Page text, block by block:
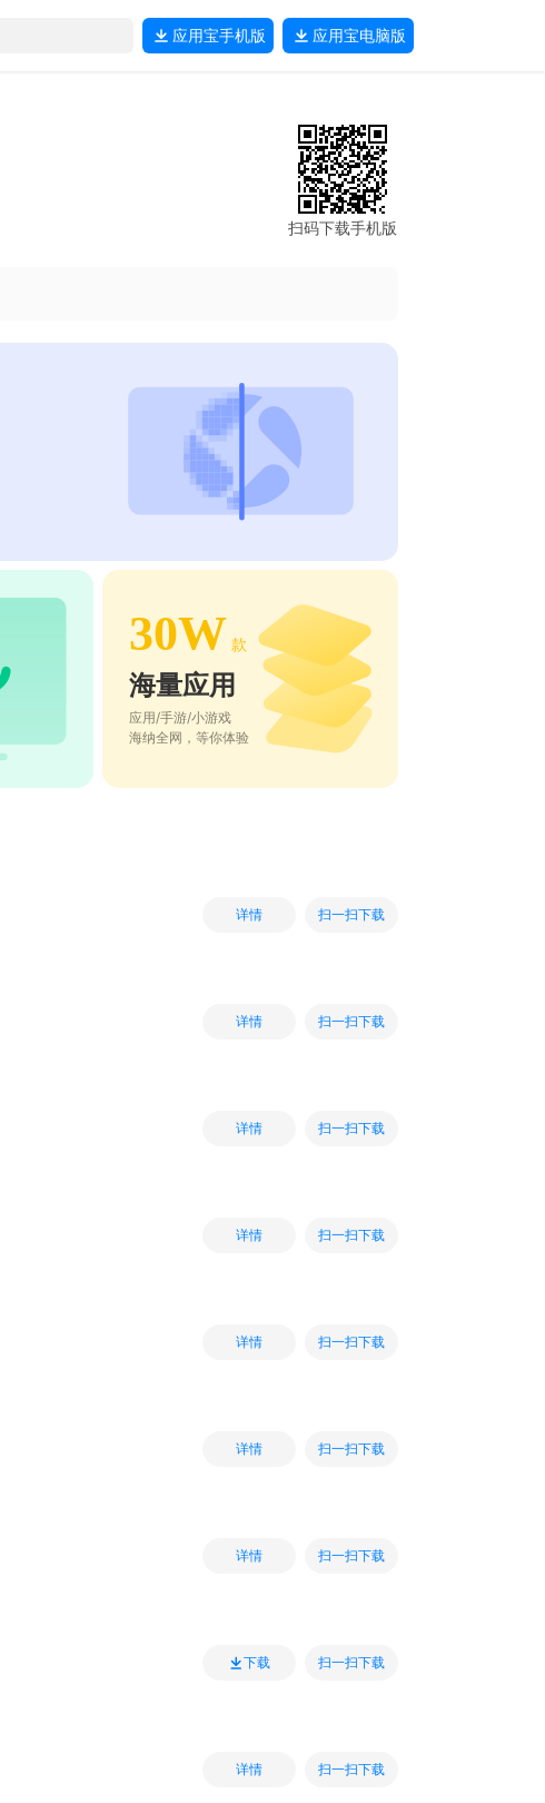
应用宝手机版 应用宝电脑版
扫码下载手机版
30W 款
海量应用
应用/手游/小游戏
海纳全网，等你体验
详情 扫一扫下载
详情 扫一扫下载
详情 扫一扫下载
详情 扫一扫下载
详情 扫一扫下载
详情 扫一扫下载
详情 扫一扫下载
下载 扫一扫下载
详情 扫一扫下载